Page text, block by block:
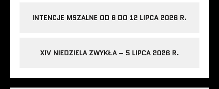
INTENCJE MSZALNE OD 6 DO 12 LIPCA 2026 R.
XIV NIEDZIELA ZWYKŁA – 5 LIPCA 2026 R.